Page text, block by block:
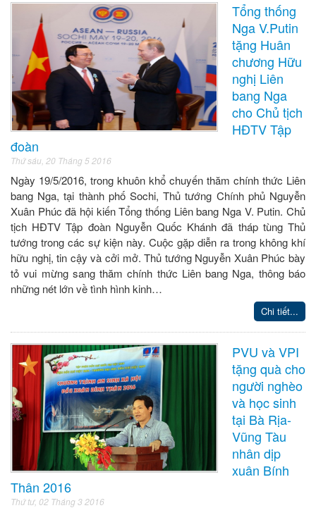
Tổng thống
Nga V.Putin
tặng Huân
chương Hữu
nghị Liên
bang Nga
cho Chủ tịch
HĐTV Tập
đoàn
Thứ sáu, 20 Tháng 5 2016
Ngày 19/5/2016, trong khuôn khổ chuyến thăm chính thức Liên
bang Nga, tại thành phố Sochi, Thủ tướng Chính phủ Nguyễn
Xuân Phúc đã hội kiến Tổng thống Liên bang Nga V. Putin. Chủ
tịch HĐTV Tập đoàn Nguyễn Quốc Khánh đã tháp tùng Thủ
tướng trong các sự kiện này. Cuộc gặp diễn ra trong không khí
hữu nghị, tin cậy và cởi mở. Thủ tướng Nguyễn Xuân Phúc bày
tỏ vui mừng sang thăm chính thức Liên bang Nga, thông báo
những nét lớn về tình hình kinh…
Chi tiết...
PVU và VPI
tặng quà cho
người nghèo
và học sinh
tại Bà Rịa-
Vũng Tàu
nhân dịp
xuân Bính
Thân 2016
Thứ tư, 02 Tháng 3 2016